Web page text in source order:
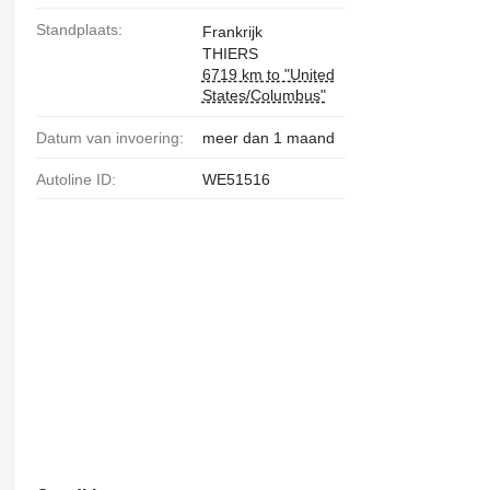
Standplaats:
Frankrijk
THIERS
6719 km to "United
States/Columbus"
Datum van invoering: meer dan 1 maand
Autoline ID: WE51516